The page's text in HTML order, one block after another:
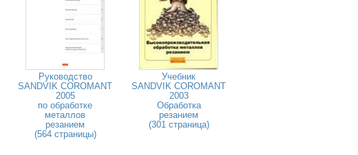
Руководство
SANDVIK COROMANT
2005
по обработке
металлов
резанием
(564 страницы)
Учебник
SANDVIK COROMANT
2003
Обработка
резанием
(301 страница)